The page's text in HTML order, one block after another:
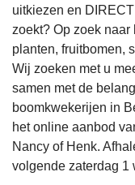
uitkiezen en
zoekt? Op zoek
planten, fruitbomen,
Wij zoeken met u
samen met de
boomkwekerijen in
het online aanbod
Nancy of Henk.
volgende zaterdag 1